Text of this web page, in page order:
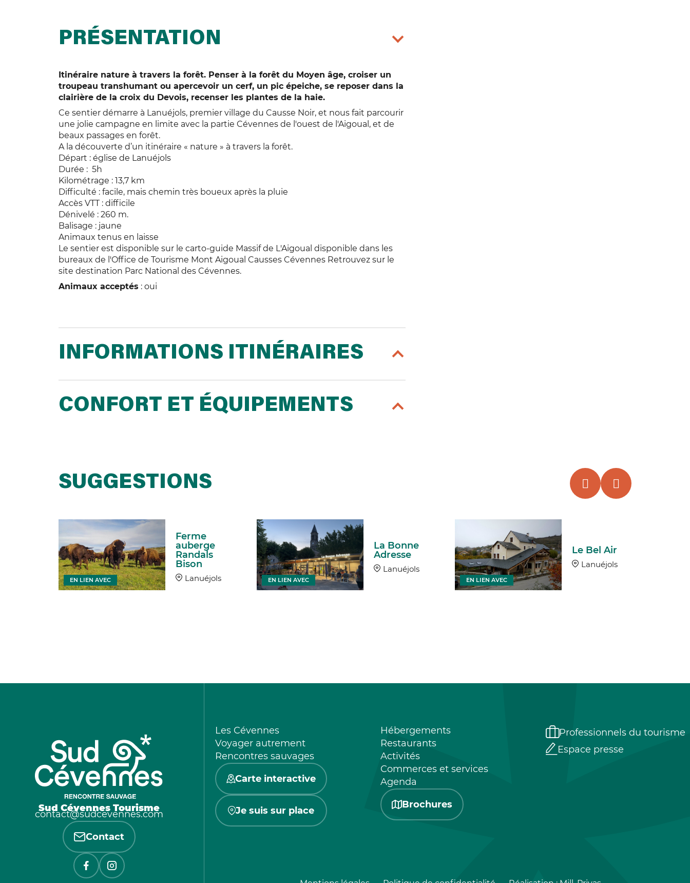
PRÉSENTATION
Itinéraire nature à travers la forêt. Penser à la forêt du Moyen âge, croiser un
troupeau transhumant ou apercevoir un cerf, un pic épeiche, se reposer dans la
clairière de la croix du Devois, recenser les plantes de la haie.
Ce sentier démarre à Lanuéjols, premier village du Causse Noir, et nous fait parcourir
une jolie campagne en limite avec la partie Cévennes de l'ouest de l'Aigoual, et de
beaux passages en forêt.
A la découverte d’un itinéraire « nature » à travers la forêt.
Départ : église de Lanuéjols
Durée : 5h
Kilométrage : 13,7 km
Difficulté : facile, mais chemin très boueux après la pluie
Accès VTT : difficile
Dénivelé : 260 m.
Balisage : jaune
Animaux tenus en laisse
Le sentier est disponible sur le carto-guide Massif de L'Aigoual disponible dans les
bureaux de l'Office de Tourisme Mont Aigoual Causses Cévennes Retrouvez sur le
site destination Parc National des Cévennes.
Animaux acceptés : oui
INFORMATIONS ITINÉRAIRES
CONFORT ET ÉQUIPEMENTS
SUGGESTIONS
Ferme
auberge
Randals
Bison
Lanuéjols
EN LIEN AVEC
La Bonne
Adresse
Lanuéjols
EN LIEN AVEC
Le Bel Air
Lanuéjols
EN LIEN AVEC
Sud Cévennes Tourisme
contact@sudcevennes.com
Contact
Les Cévennes
Voyager autrement
Rencontres sauvages
Carte interactive
Je suis sur place
Hébergements
Restaurants
Activités
Commerces et services
Agenda
Brochures
Professionnels du tourisme
Espace presse